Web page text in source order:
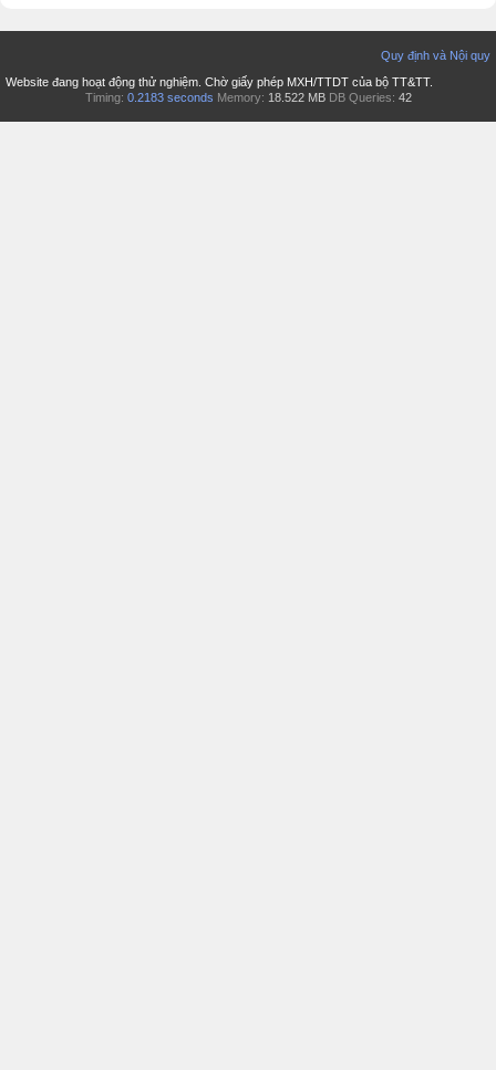
Quy định và Nội quy
Website đang hoạt động thử nghiệm. Chờ giấy phép MXH/TTDT của bộ TT&TT.
Timing: 0.2183 seconds Memory: 18.522 MB DB Queries: 42